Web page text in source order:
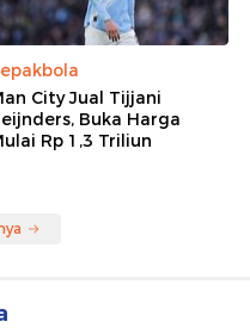
City Jual Tijjani
Buka Harga
Rp 1,3 Triliun